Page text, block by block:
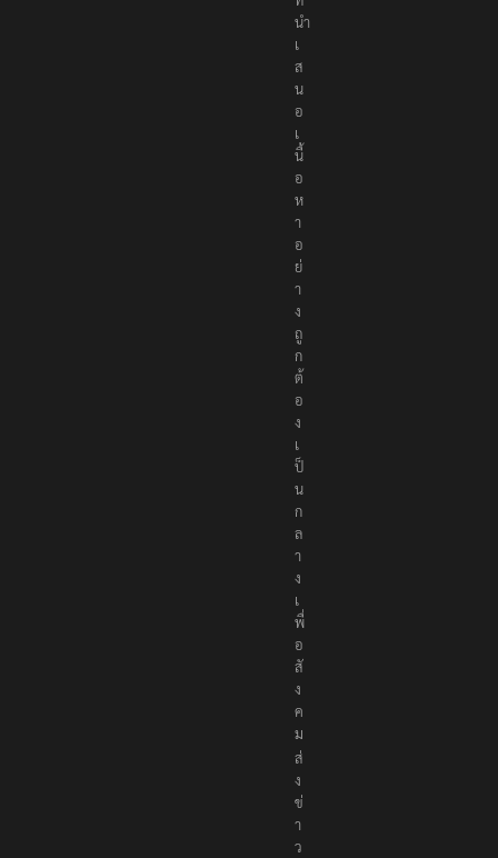
นำ
เ
ส
น
อ
เ
นื้
อ
ห
า
อ
ย่
า
ง
ถู
ก
ต้
อ
ง
เ
ป็
น
ก
ล
า
ง
เ
พื่
อ
สั
ง
ค
ม
ส่
ง
ข่
า
ว